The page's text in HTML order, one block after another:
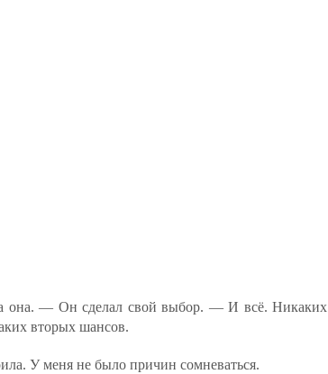
она. — Он сделал свой выбор. — И всё. Никаких
вторых шансов.
У меня не было причин сомневаться.